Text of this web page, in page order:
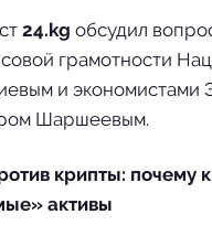
24.kg обсудил
грамотности
и экономистами
Шаршеевым.
крипты: почему
активы